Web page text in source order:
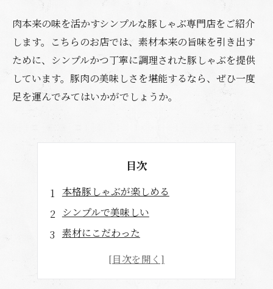
肉本来の味を活かすシンプルな豚しゃぶ専門店をご紹介
します。こちらのお店では、素材本来の旨味を引き出す
ために、シンプルかつ丁寧に調理された豚しゃぶを提供
しています。豚肉の美味しさを堪能するなら、ぜひ一度
足を運んでみてはいかがでしょうか。
目次
本格豚しゃぶが楽しめる
シンプルで美味しい
素材にこだわった
プロの技で楽しむ